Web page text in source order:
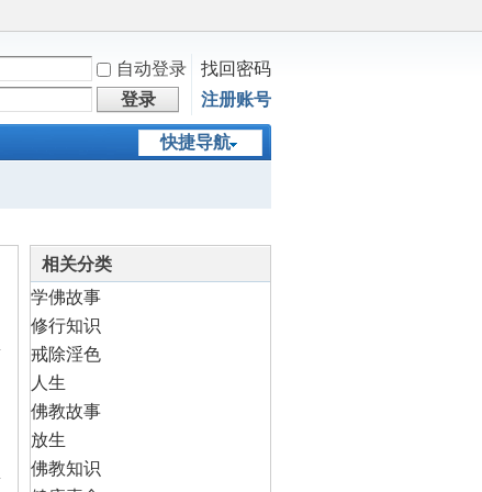
自动登录
找回密码
登录 注册账号
快捷导航
相关分类
学佛故事
修行知识
戒除淫色
人生
佛教故事
放生
佛教知识